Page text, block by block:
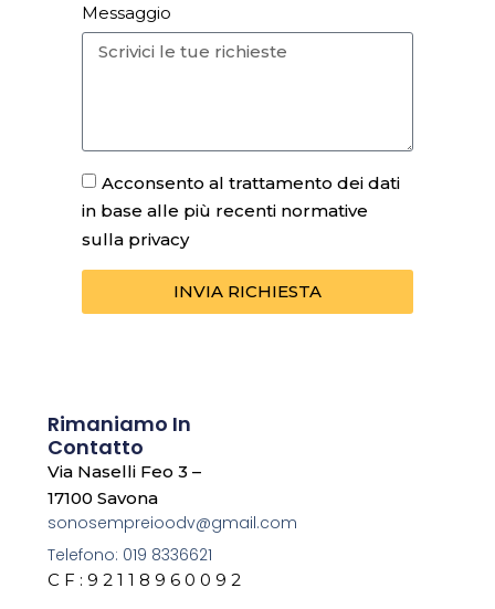
Messaggio
Acconsento al trattamento dei dati
in base alle più recenti normative
sulla privacy
INVIA RICHIESTA
Rimaniamo In
Contatto
Via Naselli Feo 3 –
17100 Savona
sonosempreioodv@gmail.com
Telefono: 019 8336621
C F : 9 2 1 1 8 9 6 0 0 9 2